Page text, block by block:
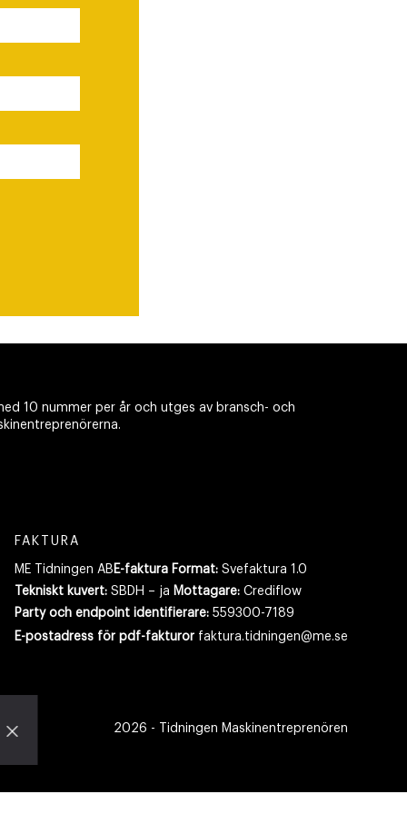
10 nummer per år och utges av bransch- och
FAKTURA
ME Tidningen AB E-faktura Format:Svefaktura 1.0
Tekniskt kuvert:SBDH – ja Mottagare:Crediflow
Party och endpoint identifierare:559300-7189
E-postadress för pdf-fakturor faktura.tidningen@me.se
2026 - Tidningen Maskinentreprenören